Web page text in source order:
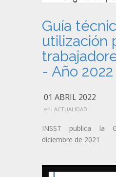
Guía
utilización
- Año 2022
01 ABRIL 2022
en: ACTUALIDAD
INSST publica la
diciembre de 2021